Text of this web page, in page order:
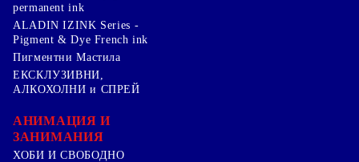
permanent ink
ALADIN IZINK Series -
Pigment & Dye French ink
Пигментни Мастила
ЕКСКЛУЗИВНИ,
АЛКОХОЛНИ и СПРЕЙ
АНИМАЦИЯ И
ЗАНИМАНИЯ
ХОБИ И СВОБОДНО